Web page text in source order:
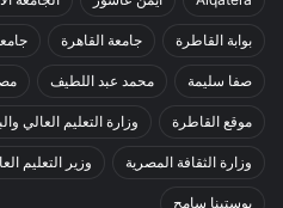
بوابة القاطرة جامعة القاهرة
صفا سليمة محمد عبد اللطيف
موقع القاطرة وزارة التعليم العالي
وزارة الثقافة المصرية وزير التعليم
يوستينا سامح